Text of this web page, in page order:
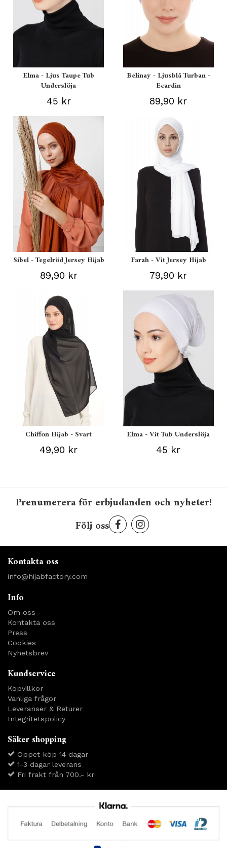
Elma - Ljus Taupe Tub
Underslöja
45 kr
Belinay - Ljusblå Turban -
Ecardin
89,90 kr
Sibel - Tegelröd Jersey Hijab
89,90 kr
Farah - Vit Jersey Hijab
79,90 kr
Chiffon Hijab - Svart
49,90 kr
Elma - Vit Tub Underslöja
45 kr
Prenumerera för erbjudanden och nyheter!
Följ oss
Kontakta oss
info@hijabfactory.com
Info
Om oss
Kontakta oss
Press
Cookies
Nyhetsbrev
Kundservice
Köpvillkor
Vanliga frågor
Leveranser & Returer
Integritetspolicy
Säker shopping
Öppet köp 14 dagar
1-3 dagar leverans
Fri frakt från 700.- kr